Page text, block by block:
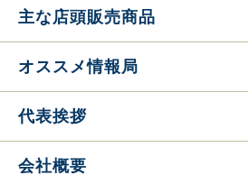
主な店頭販売商品
オススメ情報局
代表挨拶
会社概要